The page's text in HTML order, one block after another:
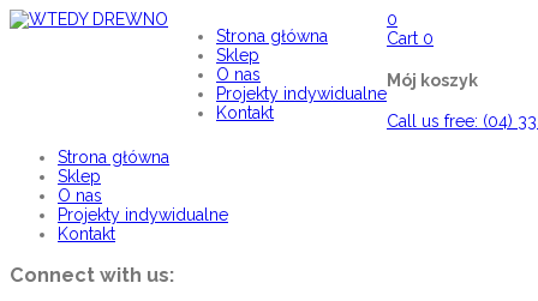
Strona główna
Sklep
O nas
Projekty indywidualne
Kontakt
0
Cart 0
Mój koszyk
Call us free: (04)
Strona główna
Sklep
O nas
Projekty indywidualne
Kontakt
Connect with us: